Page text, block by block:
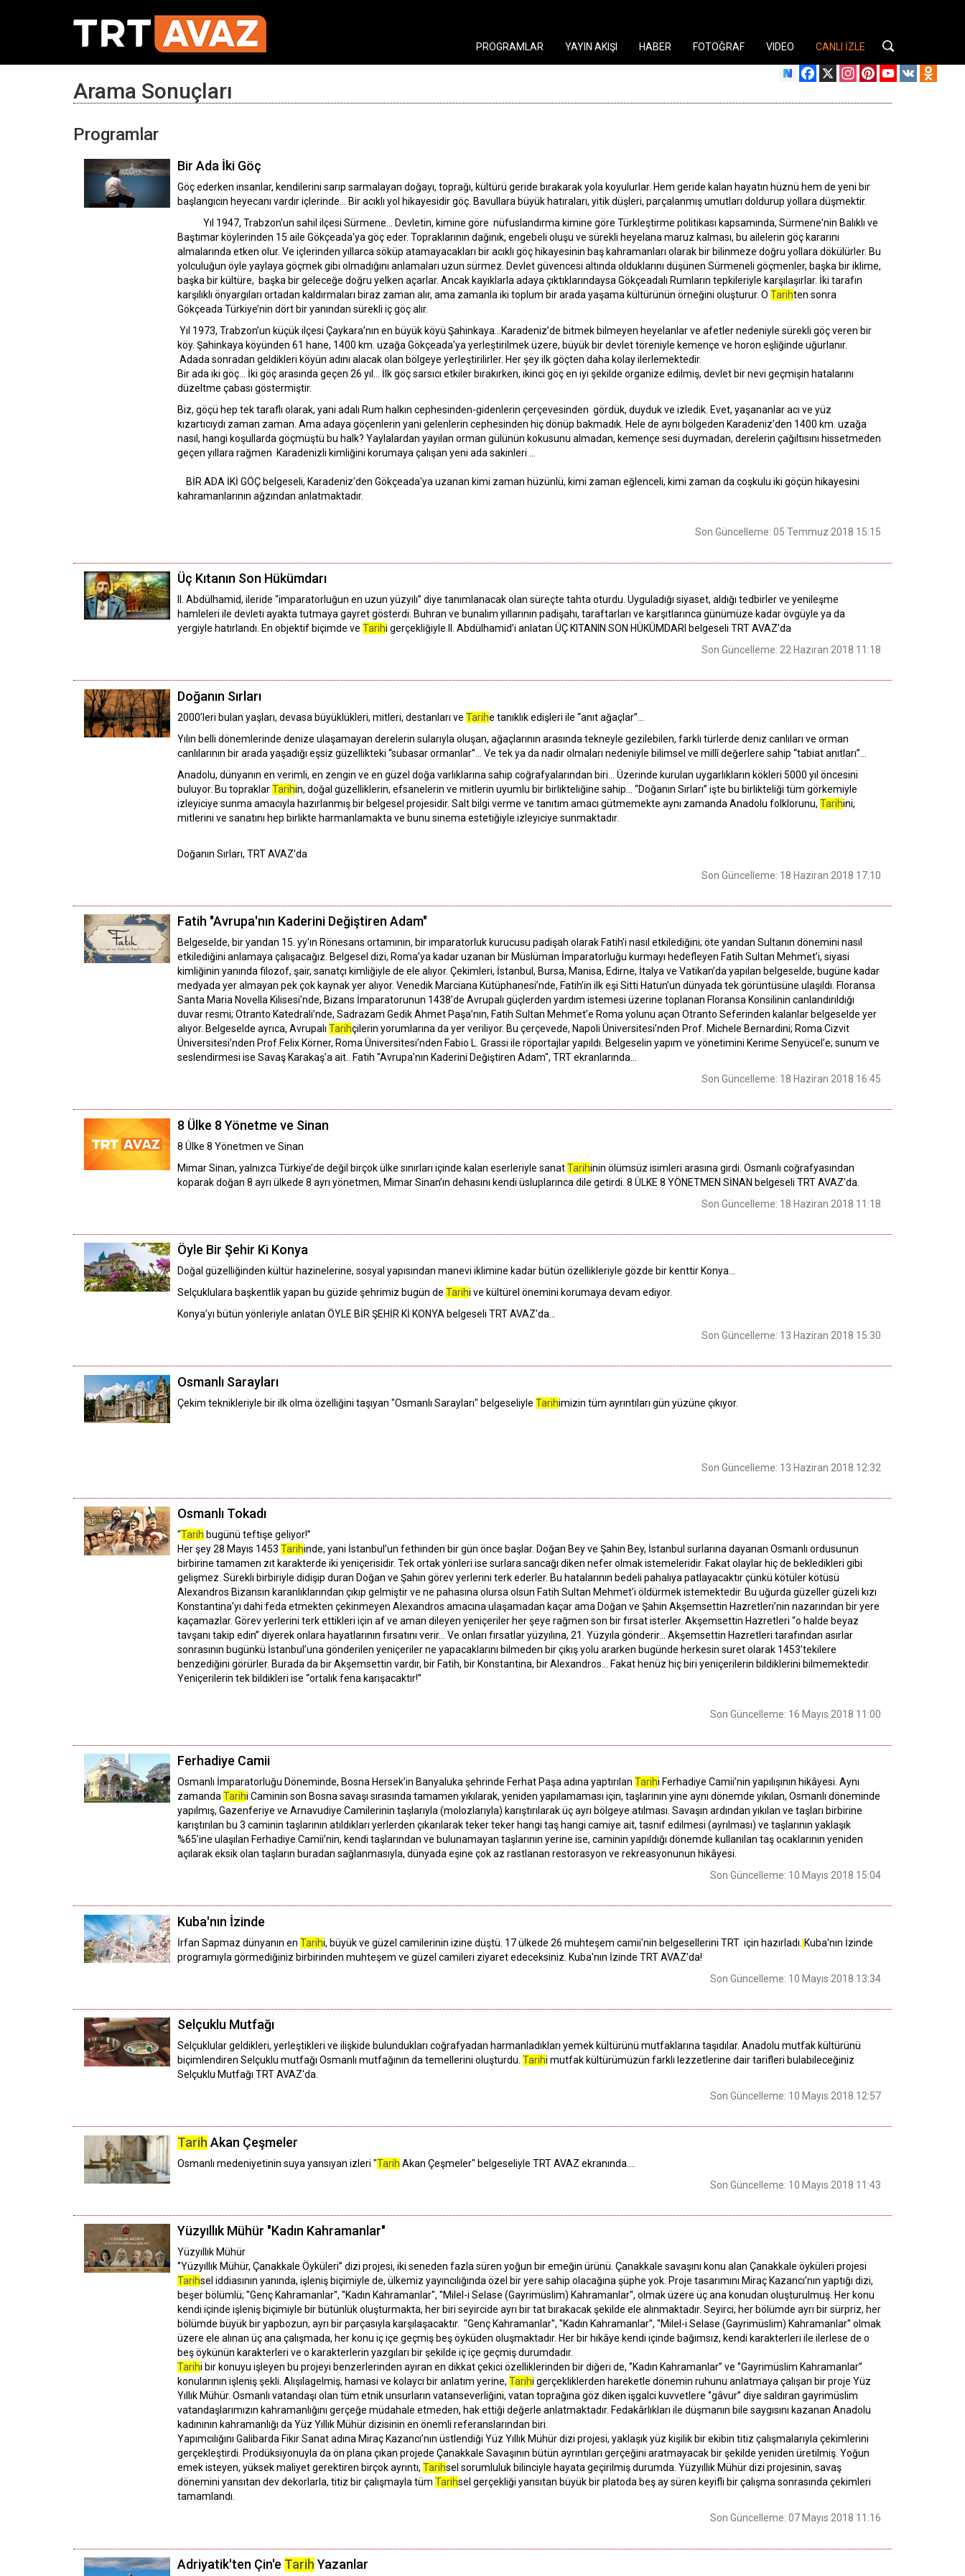
Facebook
X Instagram
PinterestYouTube
VK
PROGRAMLAR YAYIN AKIŞI HABER FOTOĞRAF VIDEO CANLI İZLE
Arama Sonuçları
Programlar
Bir Ada İki Göç
Göç ederken insanlar, kendilerini sarıp sarmalayan doğayı, toprağı, kültürü geride bırakarak yola koyulurlar. Hem geride kalan hayatın hüznü hem de yeni bir
başlangıcın heyecanı vardır içlerinde... Bir acıklı yol hikayesidir göç. Bavullara büyük hatıraları, yitik düşleri, parçalanmış umutları doldurup yollara düşmektir.
Yıl 1947, Trabzon'un sahil ilçesi Sürmene... Devletin, kimine göre nüfuslandırma kimine göre Türkleştirme politikası kapsamında, Sürmene'nin Balıklı ve
Baştımar köylerinden 15 aile Gökçeada'ya göç eder. Topraklarının dağınık, engebeli oluşu ve sürekli heyelana maruz kalması, bu ailelerin göç kararını
almalarında etken olur. Ve içlerinden yıllarca söküp atamayacakları bir acıklı göç hikayesinin baş kahramanları olarak bir bilinmeze doğru yollara dökülürler. Bu
yolculuğun öyle yaylaya göçmek gibi olmadığını anlamaları uzun sürmez. Devlet güvencesi altında olduklarını düşünen Sürmeneli göçmenler, başka bir iklime,
başka bir kültüre, başka bir geleceğe doğru yelken açarlar. Ancak kayıklarla adaya çıktıklarındaysa Gökçeadalı Rumların tepkileriyle karşılaşırlar. İki tarafın
karşılıklı önyargıları ortadan kaldırmaları biraz zaman alır, ama zamanla iki toplum bir arada yaşama kültürünün örneğini oluşturur. O Tarihten sonra
Gökçeada Türkiye’nin dört bir yanından sürekli iç göç alır.
Yıl 1973, Trabzon’un küçük ilçesi Çaykara’nın en büyük köyü Şahinkaya…Karadeniz’de bitmek bilmeyen heyelanlar ve afetler nedeniyle sürekli göç veren bir
köy. Şahinkaya köyünden 61 hane, 1400 km. uzağa Gökçeada’ya yerleştirilmek üzere, büyük bir devlet töreniyle kemençe ve horon eşliğinde uğurlanır.
Adada sonradan geldikleri köyün adını alacak olan bölgeye yerleştirilirler. Her şey ilk göçten daha kolay ilerlemektedir.
Bir ada iki göç… İki göç arasında geçen 26 yıl… İlk göç sarsıcı etkiler bırakırken, ikinci göç en iyi şekilde organize edilmiş, devlet bir nevi geçmişin hatalarını
düzeltme çabası göstermiştir.
Biz, göçü hep tek taraflı olarak, yani adalı Rum halkın cephesinden-gidenlerin çerçevesinden gördük, duyduk ve izledik. Evet, yaşananlar acı ve yüz
kızartıcıydı zaman zaman. Ama adaya göçenlerin yani gelenlerin cephesinden hiç dönüp bakmadık. Hele de aynı bölgeden Karadeniz’den 1400 km. uzağa
nasıl, hangi koşullarda göçmüştü bu halk? Yaylalardan yayılan orman gülünün kokusunu almadan, kemençe sesi duymadan, derelerin çağıltısını hissetmeden
geçen yıllara rağmen Karadenizli kimliğini korumaya çalışan yeni ada sakinleri …
BİR ADA İKİ GÖÇ belgeseli, Karadeniz'den Gökçeada'ya uzanan kimi zaman hüzünlü, kimi zaman eğlenceli, kimi zaman da coşkulu iki göçün hikayesini
kahramanlarının ağzından anlatmaktadır.
Son Güncelleme: 05 Temmuz 2018 15:15
Üç Kıtanın Son Hükümdarı
II. Abdülhamid, ileride “imparatorluğun en uzun yüzyılı” diye tanımlanacak olan süreçte tahta oturdu. Uyguladığı siyaset, aldığı tedbirler ve yenileşme
hamleleri ile devleti ayakta tutmaya gayret gösterdi. Buhran ve bunalım yıllarının padişahı, taraftarları ve karşıtlarınca günümüze kadar övgüyle ya da
yergiyle hatırlandı. En objektif biçimde ve Tarihi gerçekliğiyle II. Abdülhamid’i anlatan ÜÇ KITANIN SON HÜKÜMDARI belgeseli TRT AVAZ'da
Son Güncelleme: 22 Haziran 2018 11:18
Doğanın Sırları
2000’leri bulan yaşları, devasa büyüklükleri, mitleri, destanları ve Tarihe tanıklık edişleri ile “anıt ağaçlar”…
Yılın belli dönemlerinde denize ulaşamayan derelerin sularıyla oluşan, ağaçlarının arasında tekneyle gezilebilen, farklı türlerde deniz canlıları ve orman
canlılarının bir arada yaşadığı eşsiz güzellikteki “subasar ormanlar”… Ve tek ya da nadir olmaları nedeniyle bilimsel ve millî değerlere sahip “tabiat anıtları”…
Anadolu, dünyanın en verimli, en zengin ve en güzel doğa varlıklarına sahip coğrafyalarından biri… Üzerinde kurulan uygarlıkların kökleri 5000 yıl öncesini
buluyor. Bu topraklarTarihin, doğal güzelliklerin, efsanelerin ve mitlerin uyumlu bir birlikteliğine sahip… “Doğanın Sırları” işte bu birlikteliği tüm görkemiyle
izleyiciye sunma amacıyla hazırlanmış bir belgesel projesidir. Salt bilgi verme ve tanıtım amacı gütmemekte aynı zamanda Anadolu folklorunu, Tarihini,
mitlerini ve sanatını hep birlikte harmanlamakta ve bunu sinema estetiğiyle izleyiciye sunmaktadır.
Doğanın Sırları, TRT AVAZ'da
Son Güncelleme: 18 Haziran 2018 17:10
Fatih "Avrupa'nın Kaderini Değiştiren Adam"
Belgeselde, bir yandan 15. yy'ın Rönesans ortamının, bir imparatorluk kurucusu padişah olarak Fatih’i nasıl etkilediğini; öte yandan Sultanın dönemini nasıl
etkilediğini anlamaya çalışacağız. Belgesel dizi, Roma’ya kadar uzanan bir Müslüman İmparatorluğu kurmayı hedefleyen Fatih Sultan Mehmet’i, siyasi
kimliğinin yanında filozof, şair, sanatçı kimliğiyle de ele alıyor. Çekimleri, İstanbul, Bursa, Manisa, Edirne, İtalya ve Vatikan’da yapılan belgeselde, bugüne kadar
medyada yer almayan pek çok kaynak yer alıyor. Venedik Marciana Kütüphanesi’nde, Fatih’in ilk eşi Sitti Hatun’un dünyada tek görüntüsüne ulaşıldı. Floransa
Santa Maria Novella Kilisesi’nde, Bizans İmparatorunun 1438’de Avrupalı güçlerden yardım istemesi üzerine toplanan Floransa Konsilinin canlandırıldığı
duvar resmi; Otranto Katedrali’nde, Sadrazam Gedik Ahmet Paşa’nın, Fatih Sultan Mehmet’e Roma yolunu açan Otranto Seferinden kalanlar belgeselde yer
alıyor. Belgeselde ayrıca, Avrupalı Tarihçilerin yorumlarına da yer veriliyor. Bu çerçevede, Napoli Üniversitesi’nden Prof. Michele Bernardini; Roma Cizvit
Üniversitesi’nden Prof.Felix Körner, Roma Üniversitesi’nden Fabio L. Grassi ile röportajlar yapıldı. Belgeselin yapım ve yönetimini Kerime Senyücel’e; sunum ve
seslendirmesi ise Savaş Karakaş’a ait.. Fatih "Avrupa'nın Kaderini Değiştiren Adam", TRT ekranlarında…
Son Güncelleme: 18 Haziran 2018 16:45
8 Ülke 8 Yönetme ve Sinan
8 Ülke 8 Yönetmen ve Sinan
Mimar Sinan, yalnızca Türkiye’de değil birçok ülke sınırları içinde kalan eserleriyle sanatTarihinin ölümsüz isimleri arasına girdi. Osmanlı coğrafyasından
koparak doğan 8 ayrı ülkede 8 ayrı yönetmen, Mimar Sinan’ın dehasını kendi üsluplarınca dile getirdi. 8 ÜLKE 8 YÖNETMEN SİNAN belgeseli TRT AVAZ'da.
Son Güncelleme: 18 Haziran 2018 11:18
Öyle Bir Şehir Ki Konya
Doğal güzelliğinden kültür hazinelerine, sosyal yapısından manevi iklimine kadar bütün özellikleriyle gözde bir kenttir Konya...
Selçuklulara başkentlik yapan bu güzide şehrimiz bugün de Tarihi ve kültürel önemini korumaya devam ediyor.
Konya’yı bütün yönleriyle anlatan ÖYLE BİR ŞEHİR Kİ KONYA belgeseli TRT AVAZ'da...
Son Güncelleme: 13 Haziran 2018 15:30
Osmanlı Sarayları
Çekim teknikleriyle bir ilk olma özelliğini taşıyan "Osmanlı Sarayları" belgeseliyle Tarihimizin tüm ayrıntıları gün yüzüne çıkıyor.
Son Güncelleme: 13 Haziran 2018 12:32
Osmanlı Tokadı
“Tarih bugünü teftişe geliyor!”
Her şey 28 Mayıs 1453 Tarihinde, yani İstanbul’un fethinden bir gün önce başlar. Doğan Bey ve Şahin Bey, İstanbul surlarına dayanan Osmanlı ordusunun
birbirine tamamen zıt karakterde iki yeniçerisidir. Tek ortak yönleri ise surlara sancağı diken nefer olmak istemeleridir. Fakat olaylar hiç de bekledikleri gibi
gelişmez. Sürekli birbiriyle didişip duran Doğan ve Şahin görev yerlerini terk ederler. Bu hatalarının bedeli pahalıya patlayacaktır çünkü kötüler kötüsü
Alexandros Bizansın karanlıklarından çıkıp gelmiştir ve ne pahasına olursa olsun Fatih Sultan Mehmet’i öldürmek istemektedir. Bu uğurda güzeller güzeli kızı
Konstantina’yı dahi feda etmekten çekinmeyen Alexandros amacına ulaşamadan kaçar ama Doğan ve Şahin Akşemsettin Hazretleri’nin nazarından bir yere
kaçamazlar. Görev yerlerini terk ettikleri için af ve aman dileyen yeniçeriler her şeye rağmen son bir fırsat isterler. Akşemsettin Hazretleri “o halde beyaz
tavşanı takip edin” diyerek onlara hayatlarının fırsatını verir... Ve onları fırsatlar yüzyılına, 21. Yüzyıla gönderir… Akşemsettin Hazretleri tarafından asırlar
sonrasının bugünkü İstanbul’una gönderilen yeniçeriler ne yapacaklarını bilmeden bir çıkış yolu ararken bugünde herkesin suret olarak 1453’tekilere
benzediğini görürler. Burada da bir Akşemsettin vardır, bir Fatih, bir Konstantina, bir Alexandros… Fakat henüz hiç biri yeniçerilerin bildiklerini bilmemektedir.
Yeniçerilerin tek bildikleri ise “ortalık fena karışacaktır!”
Son Güncelleme: 16 Mayıs 2018 11:00
Ferhadiye Camii
Osmanlı İmparatorluğu Döneminde, Bosna Hersek’in Banyaluka şehrinde Ferhat Paşa adına yaptırılan Tarihi Ferhadiye Camii’nin yapılışının hikâyesi. Aynı
zamanda Tarihi Caminin son Bosna savaşı sırasında tamamen yıkılarak, yeniden yapılamaması için, taşlarının yine aynı dönemde yıkılan, Osmanlı döneminde
yapılmış, Gazenferiye ve Arnavudiye Camilerinin taşlarıyla (molozlarıyla) karıştırılarak üç ayrı bölgeye atılması. Savaşın ardından yıkılan ve taşları birbirine
karıştırılan bu 3 caminin taşlarının atıldıkları yerlerden çıkarılarak teker teker hangi taş hangi camiye ait, tasnif edilmesi (ayrılması) ve taşlarının yaklaşık
%65’ine ulaşılan Ferhadiye Camii’nin, kendi taşlarından ve bulunamayan taşlarının yerine ise, caminin yapıldığı dönemde kullanılan taş ocaklarının yeniden
açılarak eksik olan taşların buradan sağlanmasıyla, dünyada eşine çok az rastlanan restorasyon ve rekreasyonunun hikâyesi.
Son Güncelleme: 10 Mayıs 2018 15:04
Kuba'nın İzinde
İrfan Sapmaz dünyanın en Tarihi, büyük ve güzel camilerinin izine düştü. 17 ülkede 26 muhteşem camii'nin belgesellerini TRT için hazırladı. Kuba'nın İzinde
programıyla görmediğiniz birbirinden muhteşem ve güzel camileri ziyaret edeceksiniz. Kuba'nın İzinde TRT AVAZ'da!
Son Güncelleme: 10 Mayıs 2018 13:34
Selçuklu Mutfağı
Selçuklular geldikleri, yerleştikleri ve ilişkide bulundukları coğrafyadan harmanladıkları yemek kültürünü mutfaklarına taşıdılar. Anadolu mutfak kültürünü
biçimlendiren Selçuklu mutfağı Osmanlı mutfağının da temellerini oluşturdu. Tarihi mutfak kültürümüzün farklı lezzetlerine dair tarifleri bulabileceğiniz
Selçuklu Mutfağı TRT AVAZ'da.
Son Güncelleme: 10 Mayıs 2018 12:57
Tarih Akan Çeşmeler
Osmanlı medeniyetinin suya yansıyan izleri "Tarih Akan Çeşmeler" belgeseliyle TRT AVAZ ekranında....
Son Güncelleme: 10 Mayıs 2018 11:43
Yüzyıllık Mühür "Kadın Kahramanlar"
Yüzyıllık Mühür
‘’Yüzyıllık Mühür, Çanakkale Öyküleri’’ dizi projesi, iki seneden fazla süren yoğun bir emeğin ürünü. Çanakkale savaşını konu alan Çanakkale öyküleri projesi
Tarihsel iddiasının yanında, işleniş biçimiyle de, ülkemiz yayıncılığında özel bir yere sahip olacağına şüphe yok. Proje tasarımını Miraç Kazancı’nın yaptığı dizi,
beşer bölümlü; ''Genç Kahramanlar'', ''Kadın Kahramanlar'', ''Milel-i Selase (Gayrimüslim) Kahramanlar'', olmak üzere üç ana konudan oluşturulmuş. Her konu
kendi içinde işleniş biçimiyle bir bütünlük oluşturmakta, her biri seyircide ayrı bir tat bırakacak şekilde ele alınmaktadır. Seyirci, her bölümde ayrı bir sürpriz, her
bölümde büyük bir yapbozun, ayrı bir parçasıyla karşılaşacaktır. ''Genç Kahramanlar'', ''Kadın Kahramanlar'', ''Milel-i Selase (Gayrimüslim) Kahramanlar'' olmak
üzere ele alınan üç ana çalışmada, her konu iç içe geçmiş beş öyküden oluşmaktadır. Her bir hikâye kendi içinde bağımsız, kendi karakterleri ile ilerlese de o
beş öykünün karakterleri ve o karakterlerin yazgıları bir şekilde iç içe geçmiş durumdadır.
Tarihi bir konuyu işleyen bu projeyi benzerlerinden ayıran en dikkat çekici özelliklerinden bir diğeri de, ‘’Kadın Kahramanlar’’ ve ‘’Gayrimüslim Kahramanlar’’
konularının işleniş şekli. Alışılagelmiş, hamasi ve kolaycı bir anlatım yerine, Tarihi gerçekliklerden hareketle dönemin ruhunu anlatmaya çalışan bir proje Yüz
Yıllık Mühür. Osmanlı vatandaşı olan tüm etnik unsurların vatanseverliğini, vatan toprağına göz diken işgalci kuvvetlere ‘’gâvur’’ diye saldıran gayrimüslim
vatandaşlarımızın kahramanlığını gerçeğe müdahale etmeden, hak ettiği değerle anlatmaktadır. Fedakârlıkları ile düşmanın bile saygısını kazanan Anadolu
kadınının kahramanlığı da Yüz Yıllık Mühür dizisinin en önemli referanslarından biri.
Yapımcılığını Galibarda Fikir Sanat adına Miraç Kazancı’nın üstlendiği Yüz Yıllık Mühür dizi projesi, yaklaşık yüz kişilik bir ekibin titiz çalışmalarıyla çekimlerini
gerçekleştirdi. Prodüksiyonuyla da ön plana çıkan projede Çanakkale Savaşının bütün ayrıntıları gerçeğini aratmayacak bir şekilde yeniden üretilmiş. Yoğun
emek isteyen, yüksek maliyet gerektiren birçok ayrıntı, Tarihsel sorumluluk bilinciyle hayata geçirilmiş durumda. Yüzyıllık Mühür dizi projesinin, savaş
dönemini yansıtan dev dekorlarla, titiz bir çalışmayla tüm Tarihsel gerçekliği yansıtan büyük bir platoda beş ay süren keyifli bir çalışma sonrasında çekimleri
tamamlandı.
Son Güncelleme: 07 Mayıs 2018 11:16
Adriyatik'ten Çin'e Tarih Yazanlar